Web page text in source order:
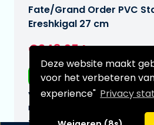
Deze website maakt
voor het verbeteren
experience" Privacy
Fate/Grand Order PVC
Ereshkigal 27 cm
€248,95
Gratis verzending
Verwachtte leverdatum:
n.v.t.